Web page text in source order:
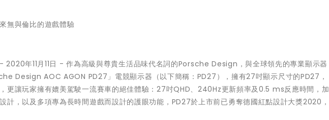
無與倫比的遊戲體驗
- 2020年11月11日 - 作為高級與尊貴生活品味代名詞的Porsche Design，與全球領先的專業顯示器
Design AOC AGON PD27」電競顯示器（以下簡稱：PD27），擁有27吋顯示尺寸的PD27，
更讓玩家擁有媲美駕駛一流賽車的絕佳體驗：27吋QHD、240Hz更新頻率及0.5 ms反應時間，加
計，以及多項專為長時間遊戲而設計的護眼功能，PD27於上市前已勇奪德國紅點設計大獎2020，